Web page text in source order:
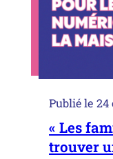
Publié le 24
« Les
trouver